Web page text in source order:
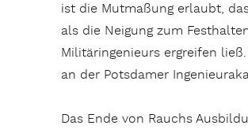
ist die Mutmaßung erlaubt,
als die Neigung zum
Militäringenieurs ergreifen
an der Potsdamer
Das Ende von Rauchs